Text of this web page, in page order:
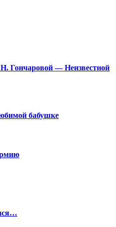
Гончаровой — Неизвестной
бабушке